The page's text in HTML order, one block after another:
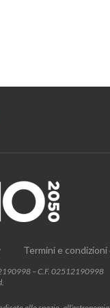
Termini e condizioni
– C.F. 02512190998